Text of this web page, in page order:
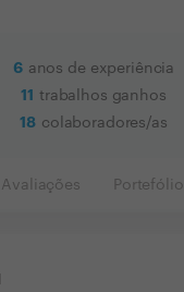
6 anos de experiência
11 trabalhos ganhos
18 colaboradores/as
Avaliações Portefólio